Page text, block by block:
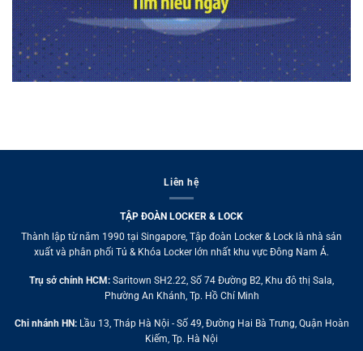
Liên hệ
TẬP ĐOÀN LOCKER & LOCK
Thành lập từ năm 1990 tại Singapore, Tập đoàn Locker & Lock là nhà sản
xuất và phân phối Tủ & Khóa Locker lớn nhất khu vực Đông Nam Á.
Trụ sở chính HCM: Saritown SH2.22, Số 74 Đường B2, Khu đô thị Sala,
Phường An Khánh, Tp. Hồ Chí Minh
Chi nhánh HN:Lầu 13, Tháp Hà Nội - Số 49, Đường Hai Bà Trưng, Quận Hoàn
Kiếm, Tp. Hà Nội